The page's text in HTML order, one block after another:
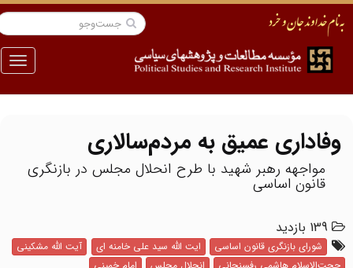
منو
وفاداری عمیق به مردم‌سالاری
مواجهه رهبر شهید با طرح انحلال مجلس در بازنگری
قانون اساسی
139 بازدید
شورای بازنگری قانون اساسی ایت الله سید علی خامنه ای
آیت الله مشکینی